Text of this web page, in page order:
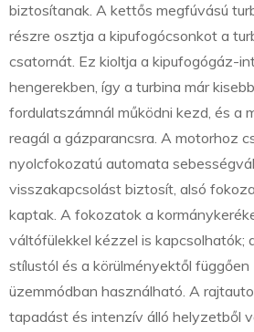
biztosítanak. A kettős megfúvású
részre osztja a kipufogócsonkot a
csatornát. Ez kioltja a kipufogógáz-
hengerekben, így a turbina már
fordulatszámnál működni kezd, és a
reagál a gázparancsra. A motorhoz
nyolcfokozatú automata
visszakapcsolást biztosít, alsó
kaptak. A fokozatok a
váltófülekkel kézzel is kapcsolhatók;
stílustól és a körülményektől
üzemmódban használható. A
tapadást és intenzív álló helyzetből